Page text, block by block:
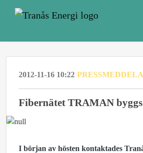
2012-11-16 10:22
Fibernätet TRAMAN
I början av hösten kontaktades